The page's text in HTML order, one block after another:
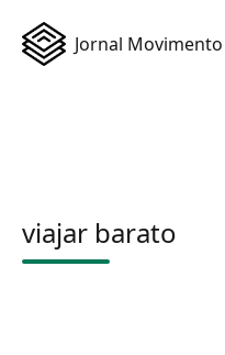
Jornal Movimento
viajar barato